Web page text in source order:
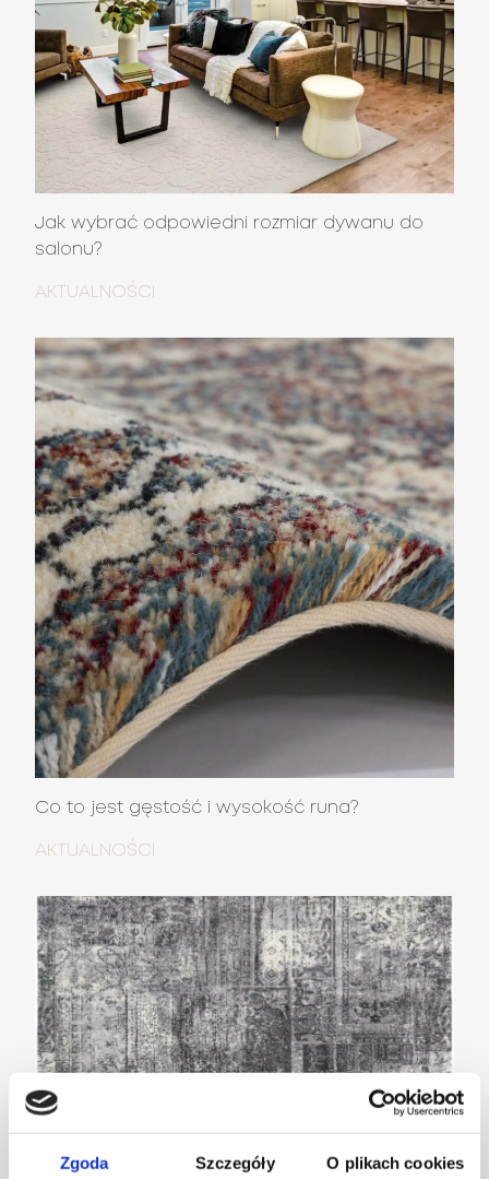
Zgoda Szczegóły O plikach cookies
Jak wybrać odpowiedni rozmiar dywanu do
salonu?
AKTUALNOŚCI
Co to jest gęstość i wysokość runa?
AKTUALNOŚCI